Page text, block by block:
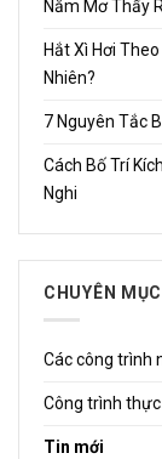
Nằm Mơ Thấy
Hắt Xì Hơi
Nhiên?
7 Nguyên Tắc
Cách Bố Trí
Nghi
CHUYÊN MỤC
Các công trình
Công trình
Tin mới